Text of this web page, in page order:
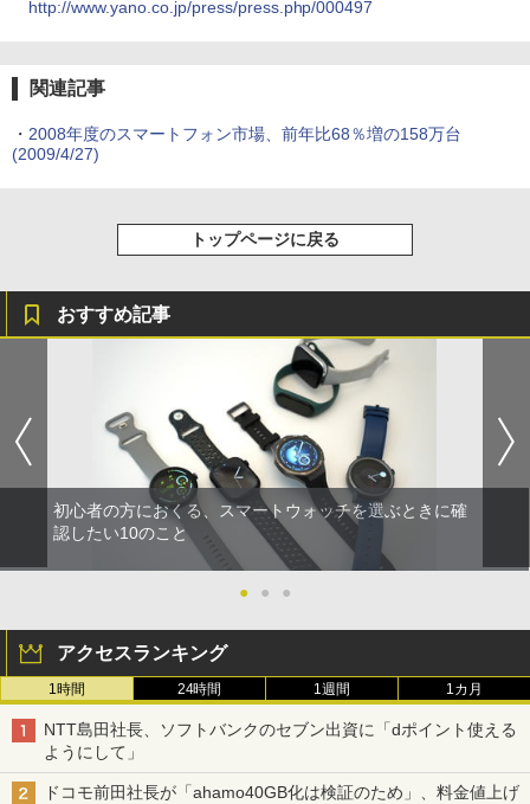
http://www.yano.co.jp/press/press.php/000497
関連記事
・ 2008年度のスマートフォン市場、前年比68％増の158万台
(2009/4/27)
トップページに戻る
おすすめ記事
初心者の方におくる、スマートウォッチを選ぶときに確
認したい10のこと
● ● ●
アクセスランキング
1時間 24時間 1週間 1カ月
NTT島田社長、ソフトバンクのセブン出資に「dポイント使える
ようにして」
ドコモ前田社長が「ahamo40GB化は検証のため」、料金値上げ